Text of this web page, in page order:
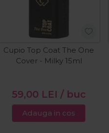
Cupio Top Coat The One
Cover - Milky 15ml
59,00 LEI / buc
Adauga in cos